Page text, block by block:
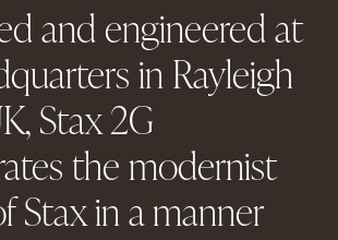
and engineered at
in Rayleigh
Stax 2G
the modernist
Stax in a manner